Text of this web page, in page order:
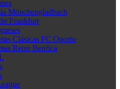
Mönchengladbach
Frankfurt
Clásicas FC Oporto
Retro Benfica